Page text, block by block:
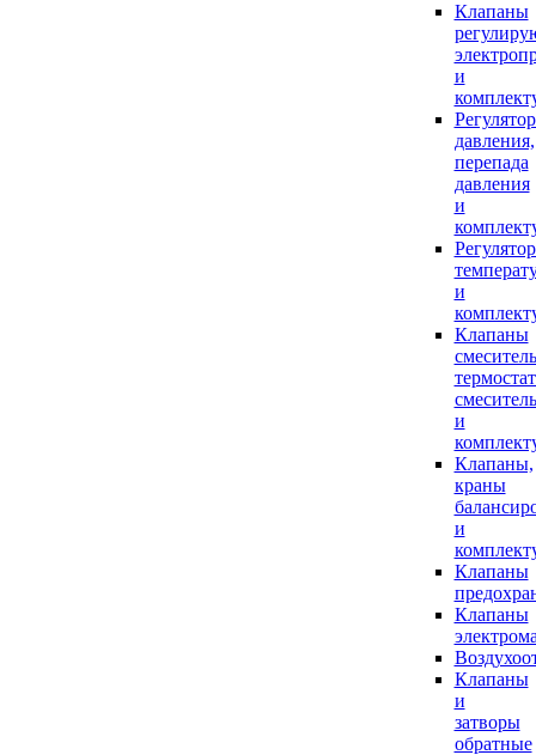
Клапаны
и
давления,
перепада
давления
и
и
Клапаны
и
Клапаны,
краны
и
Клапаны
Клапаны
Клапаны
и
затворы
обратные